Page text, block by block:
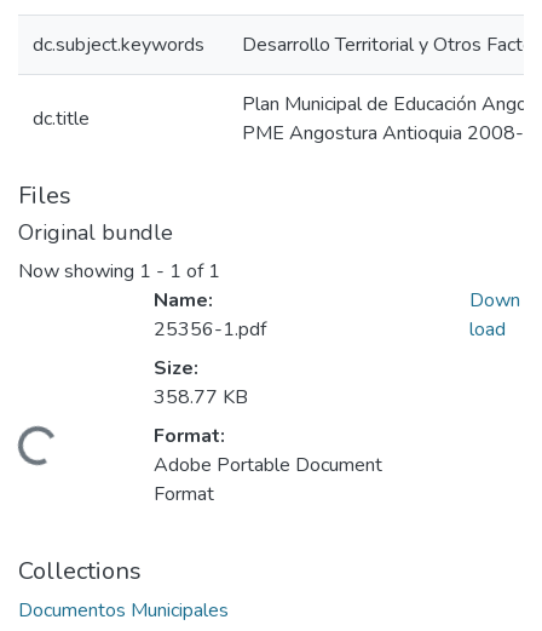
dc.subject.keywords Desarrollo Territorial y Otros
dc.title
Plan Municipal de Educación
PME Angostura Antioquia 2008-
Files
Original bundle
Now showing 1 - 1 of 1
Loading...
Name:
25356-1.pdf
Size:
358.77 KB
Format:
Adobe Portable Document
Format
Down
load
Collections
Documentos Municipales